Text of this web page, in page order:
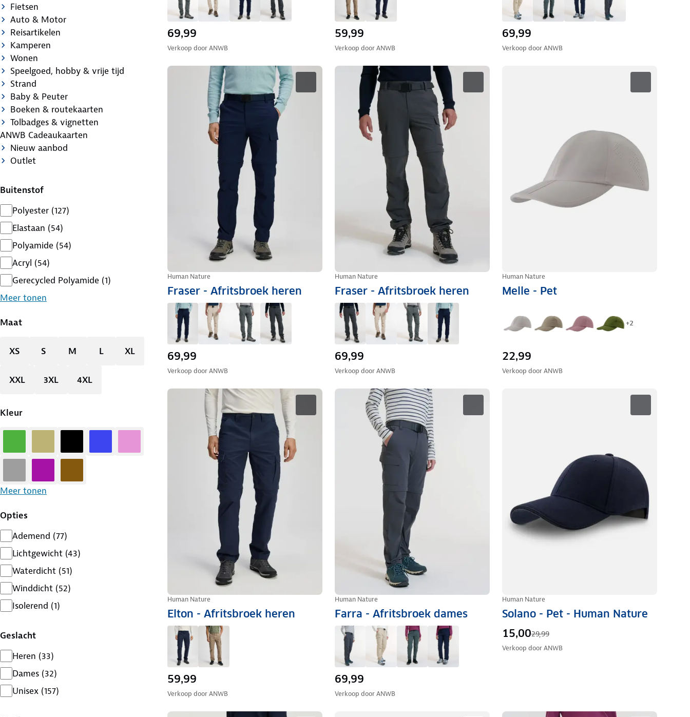
Fietsen
Auto & Motor
Reisartikelen
Kamperen
Wonen
Speelgoed, hobby & vrije tijd
Strand
Baby & Peuter
Boeken & routekaarten
Tolbadges & vignetten
ANWB Cadeaukaarten
Nieuw aanbod
Outlet
Buitenstof
Polyester (127)
Elastaan (54)
Polyamide (54)
Acryl (54)
Gerecycled Polyamide (1)
Meer tonen
Maat
XS S M L XL
XXL 3XL 4XL
Kleur
Meer tonen
Opties
Ademend (77)
Lichtgewicht (43)
Waterdicht (51)
Winddicht (52)
Isolerend (1)
Geslacht
Heren (33)
Dames (32)
Unisex (157)
69,99
Verkoop doorANWB
59,99
Verkoop doorANWB
69,99
Verkoop doorANWB
Human Nature
Fraser - Afritsbroek heren
69,99
Verkoop doorANWB
Human Nature
Fraser - Afritsbroek heren
69,99
Verkoop doorANWB
Human Nature
Melle - Pet
+2
22,99
Verkoop doorANWB
Human Nature
Elton - Afritsbroek heren
59,99
Verkoop doorANWB
Human Nature
Farra - Afritsbroek dames
69,99
Verkoop doorANWB
Human Nature
Solano - Pet - Human Nature
15,0029,99
Verkoop doorANWB